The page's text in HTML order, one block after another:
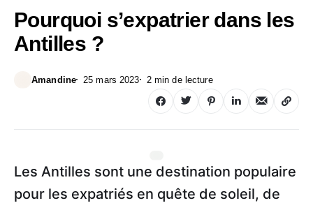
Pourquoi s’expatrier dans les
Antilles ?
Amandine 25 mars 2023 2 min de lecture
Les Antilles sont une destination populaire
pour les expatriés en quête de soleil, de